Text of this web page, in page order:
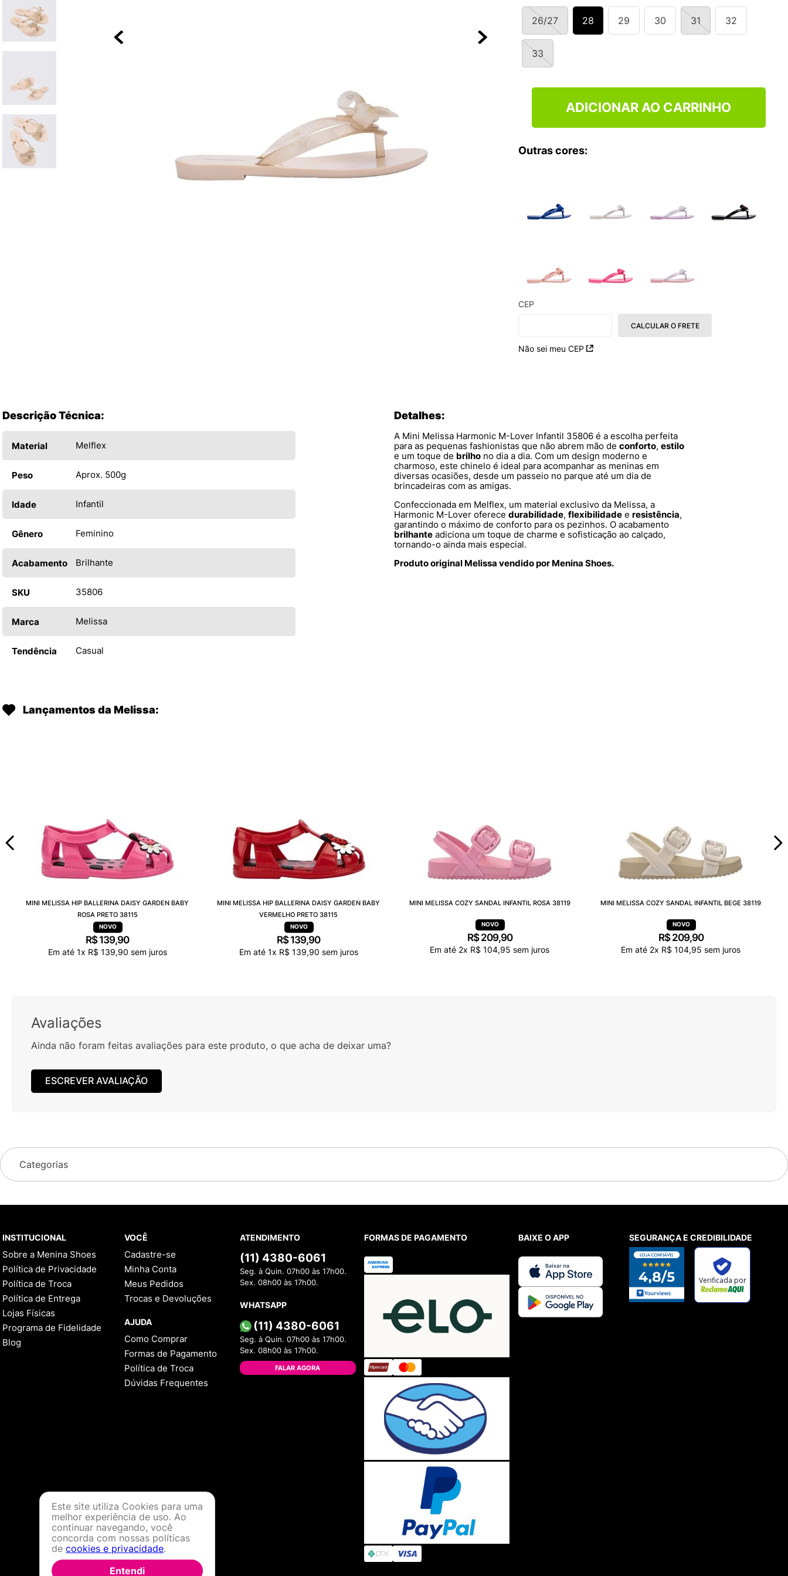
26/27 28 29 30 31 32
33
ADICIONAR AO CARRINHO
Outras cores:
CEP
Não sei meu CEP
CALCULAR O FRETE
Descrição Técnica:
Material Melflex
Peso Aprox. 500g
Idade Infantil
Gênero Feminino
Acabamento Brilhante
SKU 35806
Marca Melissa
Tendência Casual
Detalhes:
A Mini Melissa Harmonic M-Lover Infantil 35806 é a escolha perfeita
para as pequenas fashionistas que não abrem mão de conforto, estilo
e um toque de brilho no dia a dia. Com um design moderno e
charmoso, este chinelo é ideal para acompanhar as meninas em
diversas ocasiões, desde um passeio no parque até um dia de
brincadeiras com as amigas.
Confeccionada em Melflex, um material exclusivo da Melissa, a
Harmonic M-Lover oferece durabilidade, flexibilidade e resistência,
garantindo o máximo de conforto para os pezinhos. O acabamento
brilhante adiciona um toque de charme e sofisticação ao calçado,
tornando-o ainda mais especial.
Produto original Melissa vendido por Menina Shoes.
Lançamentos da Melissa:
MINI MELISSA HIP BALLERINA DAISY GARDEN BABY
ROSA PRETO 38115
R$ 139,90
Em até 1x R$ 139,90 sem juros
MINI MELISSA HIP BALLERINA DAISY GARDEN BABY
VERMELHO PRETO 38115
R$ 139,90
Em até 1x R$ 139,90 sem juros
MINI MELISSA COZY SANDAL INFANTIL ROSA 38119
R$ 209,90
Em até 2x R$ 104,95 sem juros
MINI MELISSA COZY SANDAL INFANTIL BEGE 38119
R$ 209,90
Em até 2x R$ 104,95 sem juros
Avaliações
Ainda não foram feitas avaliações para este produto, o que acha de deixar uma?
ESCREVER AVALIAÇÃO
Categorias
INSTITUCIONAL
Sobre a Menina Shoes
Política de Privacidade
Política de Troca
Política de Entrega
Lojas Físicas
Programa de Fidelidade
Blog
VOCÊ
Cadastre-se
Minha Conta
Meus Pedidos
Trocas e Devoluções
AJUDA
Como Comprar
Formas de Pagamento
Política de Troca
Dúvidas Frequentes
ATENDIMENTO
(11) 4380-6061
Seg. à Quin. 07h00 às 17h00.
Sex. 08h00 às 17h00.
WHATSAPP
(11) 4380-6061
Seg. à Quin. 07h00 às 17h00.
Sex. 08h00 às 17h00.
FALAR AGORA
FORMAS DE PAGAMENTO BAIXE O APP SEGURANÇA E CREDIBILIDADE
Este site utiliza Cookies para uma
melhor experiência de uso. Ao
continuar navegando, você
concorda com nossas políticas
decookies e privacidade.
Entendi
NEW BALANCE 204L